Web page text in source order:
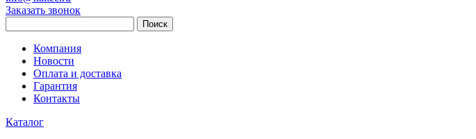
Заказать звонок
Поиск
Компания
Новости
Оплата и доставка
Гарантия
Контакты
Каталог